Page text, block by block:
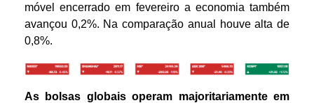
móvel encerrado em fevereiro a economia também
avançou 0,2%. Na comparação anual houve alta de
0,8%.
As bolsas globais operam majoritariamente em